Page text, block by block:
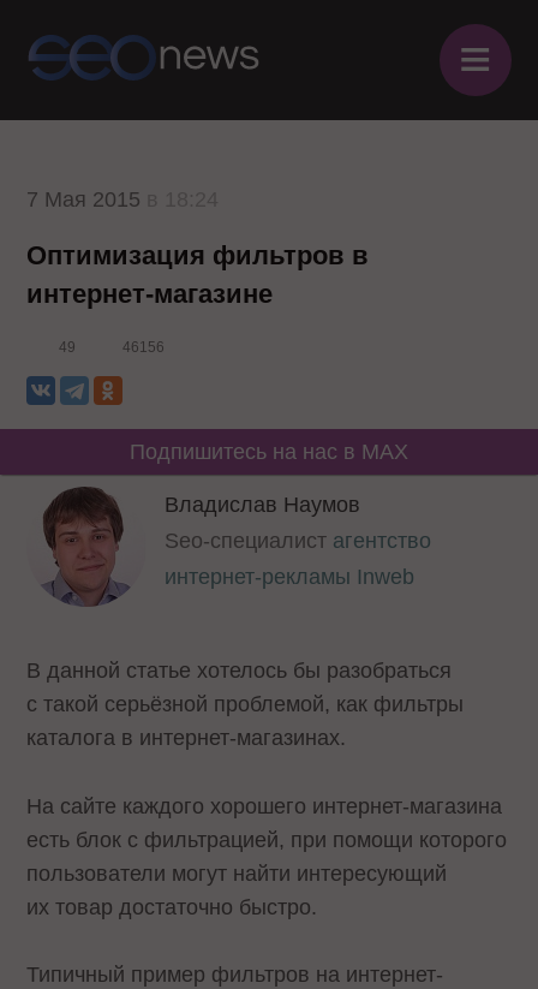
≡
7 Мая 2015
Оптимизация фильтров в
интернет-магазине
49 46156
Подпишитесь на нас в MAX
Владислав Наумов
Seo-специалист агентство
интернет-рекламы Inweb
В данной статье хотелось бы разобраться
с такой серьёзной проблемой, как фильтры
каталога в интернет-магазинах.
На сайте каждого хорошего интернет-магазина
есть блок с фильтрацией, при помощи которого
пользователи могут найти интересующий
их товар достаточно быстро.
Типичный пример фильтров на интернет-